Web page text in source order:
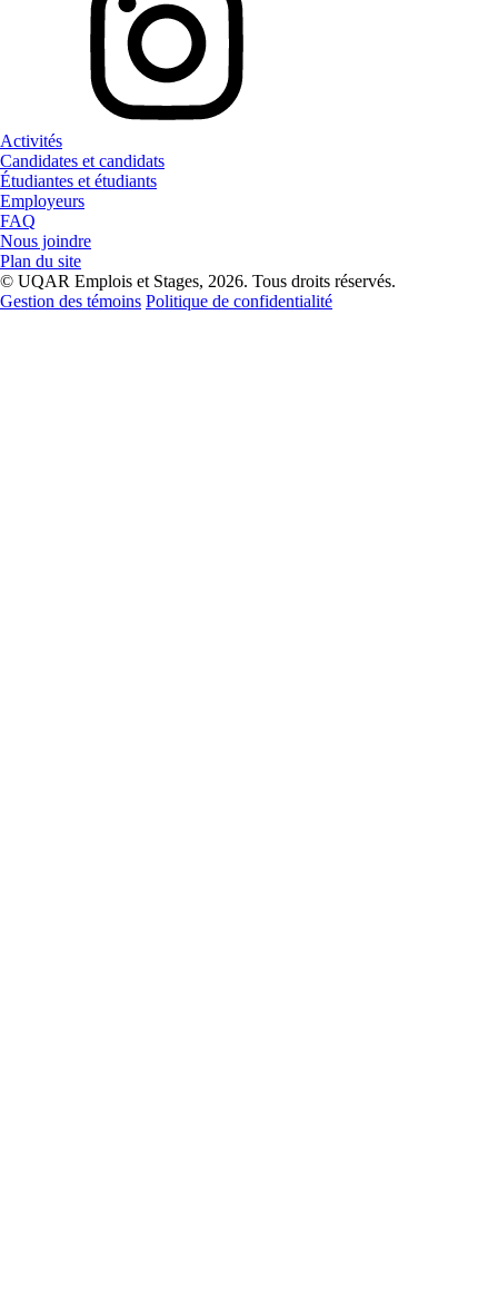
Activités
Candidates et candidats
Étudiantes et étudiants
Employeurs
FAQ
Nous joindre
Plan du site
© UQAR Emplois et Stages, 2026. Tous droits réservés.
Gestion des témoins Politique de confidentialité